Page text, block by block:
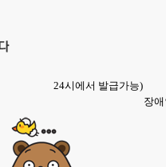
24시에서 발급가능)
장